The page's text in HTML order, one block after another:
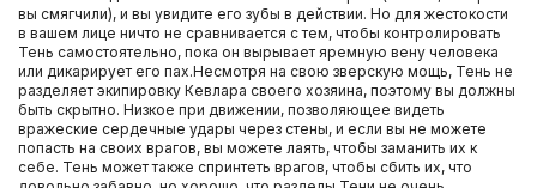
вы смягчили), и вы увидите его зубы в действии. Но для жестокости
в вашем лице ничто не сравнивается с тем, чтобы контролировать
Тень самостоятельно, пока он вырывает яремную вену человека
или дикарирует его пах.Несмотря на свою зверскую мощь, Тень не
разделяет экипировку Кевлара своего хозяина, поэтому вы должны
быть скрытно. Низкое при движении, позволяющее видеть
вражеские сердечные удары через стены, и если вы не можете
попасть на своих врагов, вы можете лаять, чтобы заманить их к
себе. Тень может также спринтеть врагов, чтобы сбить их, что